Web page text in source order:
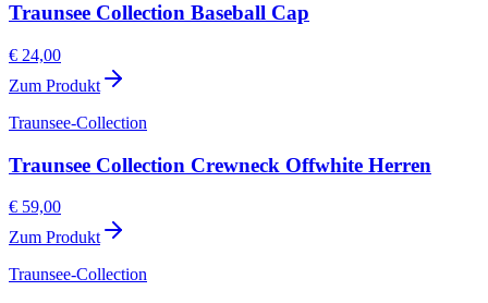
Traunsee Collection Baseball Cap
€ 24,00
Zum Produkt
Traunsee-Collection
Traunsee Collection Crewneck Offwhite Herren
€ 59,00
Zum Produkt
Traunsee-Collection